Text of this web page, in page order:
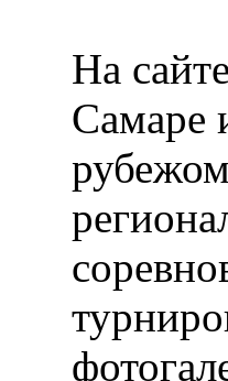
На
Самаре